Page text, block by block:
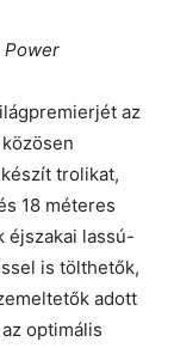
Power
az
trolikat,
18 méteres
éjszakai lassú-
is tölthetők,
adott
optimális